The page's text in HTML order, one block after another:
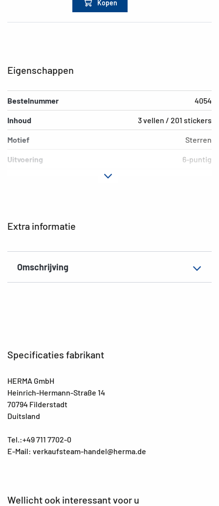
Kopen
Extra informatie
Omschrijving
Eigenschappen
Bestelnummer 4054
Inhoud 3 vellen / 201 stickers
Motief Sterren
Uitvoering 6-puntig
Specificaties fabrikant
HERMA GmbH
Heinrich-Hermann-Straße 14
70794 Filderstadt
Duitsland
Tel.:+49 711 7702-0
E-Mail: verkaufsteam-handel@herma.de
Wellicht ook interessant voor u